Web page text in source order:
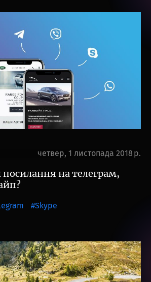
четвер, 1 листопада 2018 р.
на телеграм,
Skype